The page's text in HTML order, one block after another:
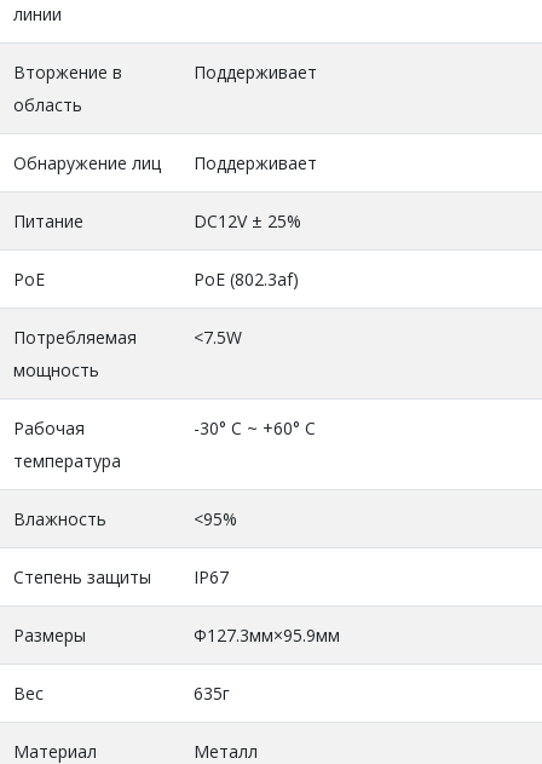
линии
Вторжение в
область
Поддерживает
Обнаружение лиц Поддерживает
Питание DC12V ± 25%
PoE PoE (802.3af)
Потребляемая
мощность
<7.5W
Рабочая
температура
-30° C ~ +60° C
Влажность <95%
Степень защиты IP67
Размеры Φ127.3мм×95.9мм
Вес 635г
Материал Металл